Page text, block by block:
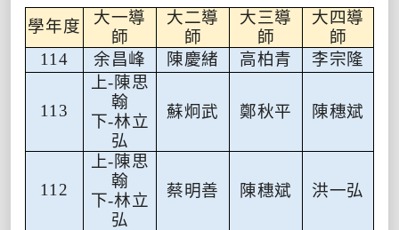
學年度
大一導
師
大二導
師
大三導
師
大四導
師
114
余昌峰 陳慶緒 高柏青 李宗隆
113
上-陳思
翰
下-林立
弘
蘇炯武 鄭秋平 陳穗斌
112
上-陳思
翰
下-林立
弘
蔡明善 陳穗斌 洪一弘